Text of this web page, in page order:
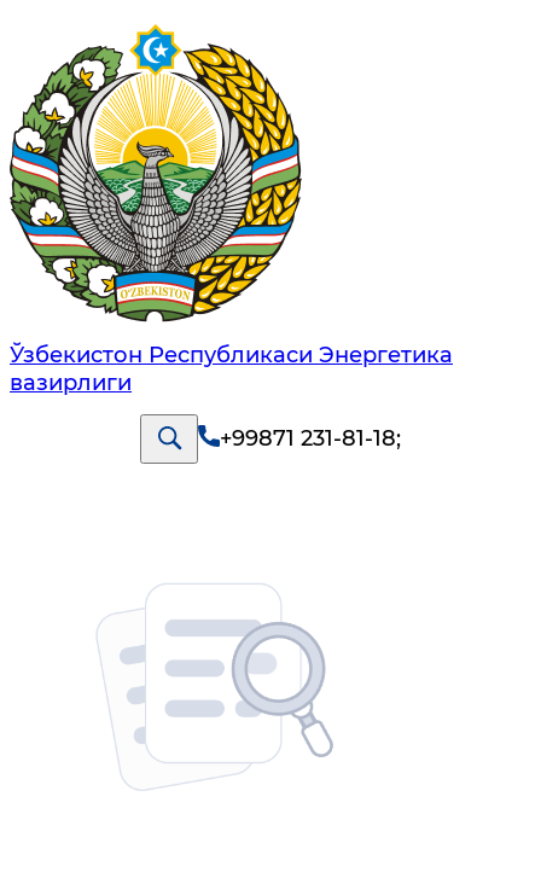
Ўзбекистон Республикаси Энергетика
вазирлиги
+99871 231-81-18;